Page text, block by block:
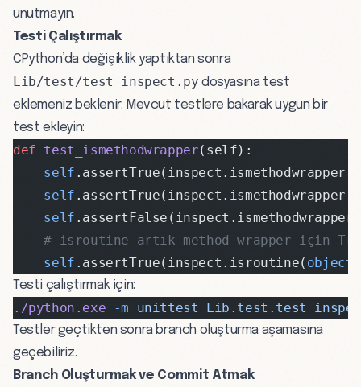
unutmayın.
Testi Çalıştırmak
CPython’da değişiklik yaptıktan sonra
Lib/test/test_inspect.py dosyasına test
eklemeniz beklenir. Mevcut testlere bakarak uygun bir
test ekleyin:
def test_ismethodwrapper(self):
    self
.assertTrue(inspect.ismethodwrapper(
    self
.assertTrue(inspect.ismethodwrapper(
    self
# isroutine artık method-wrapper için
    self
.assertTrue(inspect.isroutine( object
Testi çalıştırmak için:
./python.exe -m unittest
Testler geçtikten sonra branch oluşturma aşamasına
geçebiliriz.
Branch Oluşturmak ve Commit Atmak